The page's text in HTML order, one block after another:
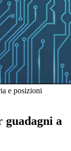
e posizioni
guadagni a